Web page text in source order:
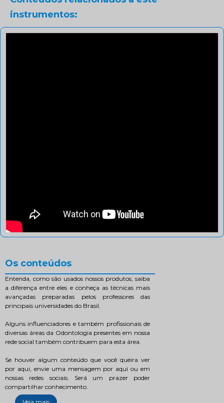
instrumentos:
Os conteúdos
Entenda, como são usados nossos produtos, saiba
a diferença entre eles e conheça as técnicas mais
avançadas preparadas pelos professores das
principais universidades do Brasil.
Alguns influenciadores e também profissionais de
diversas áreas da Odontologia presentes em nossa
rede social também contribuem para esta área.
Se houver algum conteúdo que você queira ver
por aqui, envie uma mensagem por aqui ou em
nossas redes sociais. Será um prazer poder
compartilhar conhecimento.